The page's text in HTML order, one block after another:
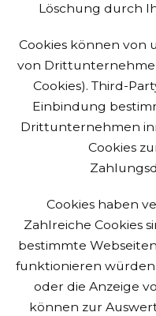
Löschung durch
Cookies können von
von
Cookies). Third-
Einbindung
Drittunternehmen
Cookies
Cookies haben
Zahlreiche Cookies
bestimmte
funktionieren würden
oder die Anzeige
können zur